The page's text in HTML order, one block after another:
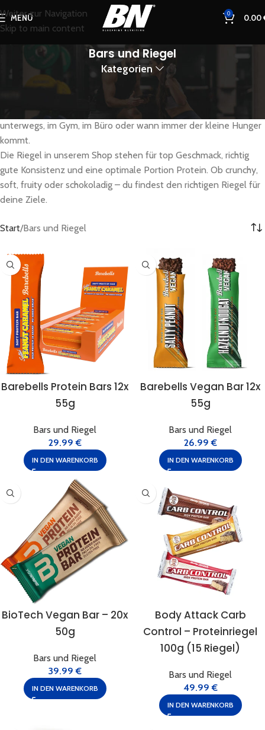
Weiter zur Navigation
Skip to main content
MENÜ 0 0.00
Bars und Riegel
Kategorien
Hunger zwischendurch? Lust auf etwas Süßes ohne schlechtes
Gewissen? Unsere Proteinriegel liefern dir genau das – lecker,
praktisch und vollgepackt mit hochwertigen Zutaten. Perfekt für
unterwegs, im Gym, im Büro oder wann immer der kleine Hunger
kommt.
Die Riegel in unserem Shop stehen für top Geschmack, richtig
gute Konsistenz und eine optimale Portion Protein. Ob crunchy,
soft, fruity oder schokoladig – du findest den richtigen Riegel für
deine Ziele.
Start Bars und Riegel
Barebells Protein Bars 12x
55g
Bars und Riegel
29.99€
IN DEN WARENKORB
Barebells Vegan Bar 12x
55g
Bars und Riegel
26.99€
IN DEN WARENKORB
BioTech Vegan Bar – 20x
50g
Bars und Riegel
39.99€
IN DEN WARENKORB
Body Attack Carb
Control – Proteinriegel
100g (15 Riegel)
Bars und Riegel
49.99€
IN DEN WARENKORB